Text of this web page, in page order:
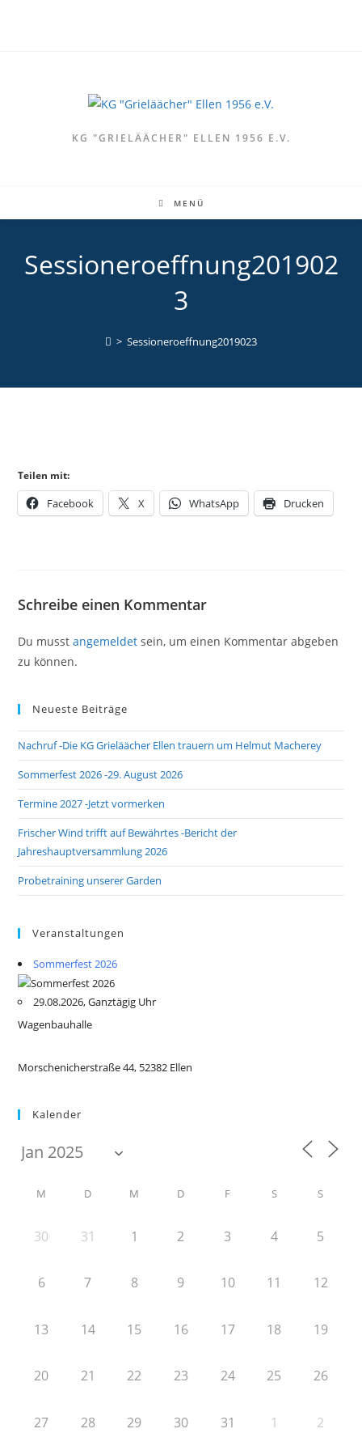
KG "GRIELÄÄCHER" ELLEN 1956 E.V.
MENÜ
Sessioneroeffnung201902
3
> Sessioneroeffnung2019023
Teilen mit:
Facebook X WhatsApp Drucken
Schreibe einen Kommentar
Du musstangemeldet sein, um einen Kommentar abgeben
zu können.
Neueste Beiträge
Nachruf -Die KG Grieläächer Ellen trauern um Helmut Macherey
Sommerfest 2026 -29. August 2026
Termine 2027 -Jetzt vormerken
Frischer Wind trifft auf Bewährtes -Bericht der
Jahreshauptversammlung 2026
Probetraining unserer Garden
Veranstaltungen
Sommerfest 2026
29.08.2026, Ganztägig Uhr
Wagenbauhalle
Morschenicherstraße 44, 52382 Ellen
Kalender
M D M D F S S
30 31 1 2 3 4 5
6 7 8 9 10 11 12
13 14 15 16 17 18 19
20 21 22 23 24 25 26
27 28 29 30 31 1 2